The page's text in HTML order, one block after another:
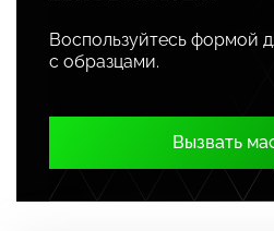
Воспользуйтесь формой
с образцами.
Вызвать